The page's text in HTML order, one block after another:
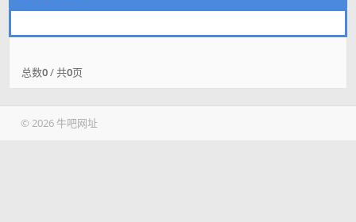
总数0/ 共0页
© 2026 牛吧网址